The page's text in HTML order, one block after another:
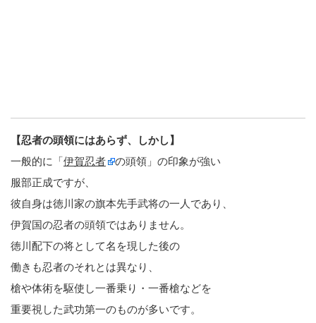
【忍者の頭領にはあらず、しかし】
一般的に「伊賀忍者
の頭領」の印象が強い
服部正成ですが、
彼自身は徳川家の旗本先手武将の一人であり、
伊賀国の忍者の頭領ではありません。
徳川配下の将として名を現した後の
働きも忍者のそれとは異なり、
槍や体術を駆使し一番乗り・一番槍などを
重要視した武功第一のものが多いです。